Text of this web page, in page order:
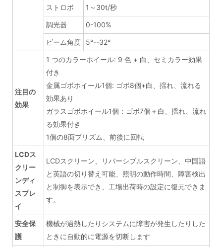
ストロボ 1～30t/秒
調光器 0-100%
ビーム角度 5°--32°
注目の
効果
1 つのカラーホイール: 9 色 + 白、セミカラー効果
付き
金属ゴボホイール1個: ゴボ8個+白、揺れ、流れる
効果あり
ガラスゴボホイール1個：ゴボ7個＋白、揺れ、流れ
る効果付き
1個の8面プリズム、前後に回転
LCDス
クリー
ンディ
スプレ
イ
LCDスクリーン、リバーシブルスクリーン、中国語
と英語の切り替え可能、照明の動作時間、障害検出
と制御を表示でき、工場出荷時の設定に復元できま
す。
安全保
護
機械が過熱したりシステムに障害が発生したりした
ときに自動的に電源を切断します